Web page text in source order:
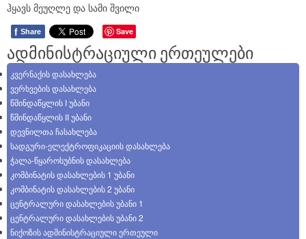
ჰყავს მეუღლე და სამი შვილი
f Share Save
ადმინისტრაციული ერთეულები
კვერნაქის დასახლება
ვერხვების დასახლება
წმინდაწყლის I უბანი
წმინდაწყლის II უბანი
დევნილთა ჩასახლება
სადგური-ელექტროფიკაციის დასახლება
ჭალა-წყაროსუბნის დასახლება
კომბინატის დასახლების 1 უბანი
კომბინატის დასახლების 2 უბანი
ცენტრალური დასახლების უბანი 1
ცენტრალური დასახლების უბანი 2
ნიქოზის ადმინისტრაციული ერთეული